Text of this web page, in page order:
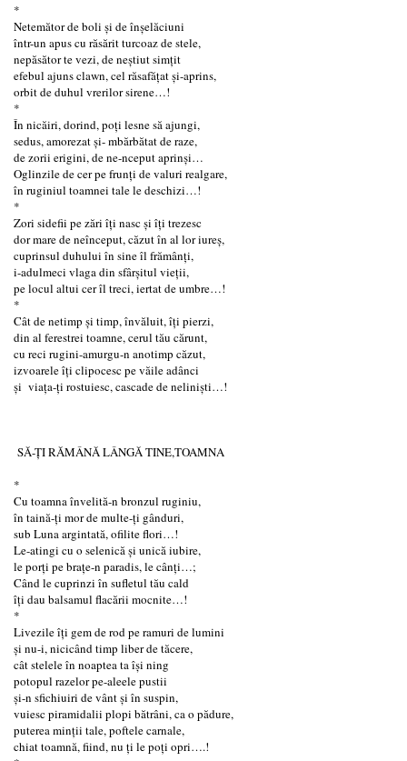
*
Netemător de boli și de înşelăciuni
într-un apus cu răsărit turcoaz de stele,
nepăsător te vezi, de neștiut simțit
efebul ajuns clawn, cel răsafăţat și-aprins,
orbit de duhul vrerilor sirene…!
*
În nicăiri, dorind, poţi lesne să ajungi,
sedus, amorezat și- mbărbătat de raze,
de zorii erigini, de ne-nceput aprinși…
Oglinzile de cer pe frunți de valuri realgare,
în ruginiul toamnei tale le deschizi…!
*
Zori sidefii pe zări îți nasc și îți trezesc
dor mare de neînceput, căzut în al lor iureș,
cuprinsul duhului în sine îl frămânți,
i-adulmeci vlaga din sfârșitul vieții,
pe locul altui cer îl treci, iertat de umbre…!
*
Cât de netimp și timp, învăluit, îți pierzi,
din al ferestrei toamne, cerul tău cărunt,
cu reci rugini-amurgu-n anotimp căzut,
izvoarele îți clipocesc pe văile adânci
și viața-ți rostuiesc, cascade de neliniști…!
SĂ-ȚI RĂMÂNĂ LÂNGĂ TINE,TOAMNA
*
Cu toamna învelită-n bronzul ruginiu,
în taină-ți mor de multe-ți gânduri,
sub Luna argintată, ofilite flori…!
Le-atingi cu o selenică și unică iubire,
le porți pe brațe-n paradis, le cânți…;
Când le cuprinzi în sufletul tău cald
îți dau balsamul flacării mocnite…!
*
Livezile îți gem de rod pe ramuri de lumini
și nu-i, nicicând timp liber de tăcere,
cât stelele în noaptea ta își ning
potopul razelor pe-aleele pustii
și-n sfichiuiri de vânt și în suspin,
vuiesc piramidalii plopi bătrâni, ca o pădure,
puterea minții tale, poftele carnale,
chiat toamnă, fiind, nu ți le poți opri….!